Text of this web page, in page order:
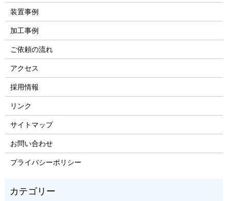
装置事例
加工事例
ご依頼の流れ
アクセス
採用情報
リンク
サイトマップ
お問い合わせ
プライバシーポリシー